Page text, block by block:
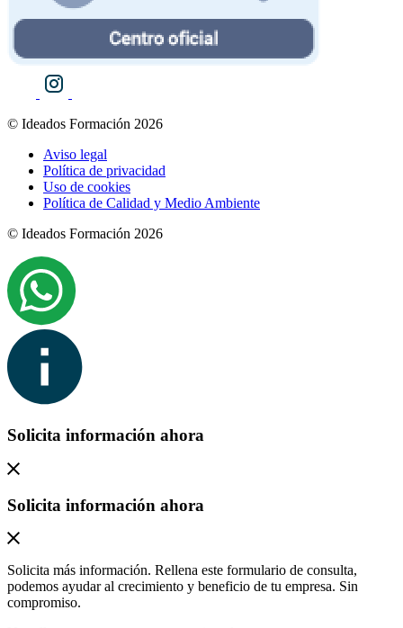
© Ideados Formación 2026
Aviso legal
Política de privacidad
Uso de cookies
Política de Calidad y Medio Ambiente
© Ideados Formación 2026
Solicita información ahora
Solicita información ahora
Solicita más información. Rellena este formulario de consulta,
podemos ayudar al crecimiento y beneficio de tu empresa. Sin
compromiso.